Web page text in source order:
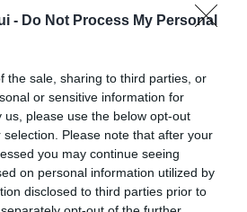
- Do Not Process My Personal
the sale, sharing to third parties, or
or sensitive information for
please use the below opt-out
Please note that after your
you may continue seeing
on personal information utilized by
disclosed to third parties prior to
detectan además que uno de
la droga a domicilio en coche.